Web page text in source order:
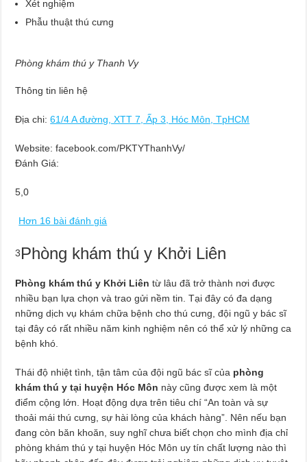
Xét nghiệm
Phẫu thuật thú cưng
Phòng khám thú y Thanh Vy
Thông tin liên hệ
Địa chi:61/4 A đường, XTT 7, Ấp 3, Hóc Môn, TpHCM
Website: facebook.com/PKTYThanhVy/
Đánh Giá:
5,0
Hơn 16 bài đánh giá
3Phòng khám thú y Khởi Liên
Phòng khám thú y Khởi Liên từ lâu đã trở thành nơi được
nhiều bạn lựa chọn và trao gửi nềm tin. Tại đây có đa dạng
những dịch vụ khám chữa bệnh cho thú cưng, đội ngũ y bác sĩ
tại đây có rất nhiều năm kinh nghiệm nên có thể xử lý những ca
bệnh khó.
Thái độ nhiệt tình, tận tâm của đội ngũ bác sĩ của phòng
khám thú y tại huyện Hóc Môn này cũng được xem là một
điểm cộng lớn. Hoạt động dựa trên tiêu chí “An toàn và sự
thoải mái thú cưng, sự hài lòng của khách hàng”. Nên nếu bạn
đang còn băn khoăn, suy nghĩ chưa biết chọn cho mình địa chỉ
phòng khám thú y tại huyện Hóc Môn uy tín chất lượng nào thì